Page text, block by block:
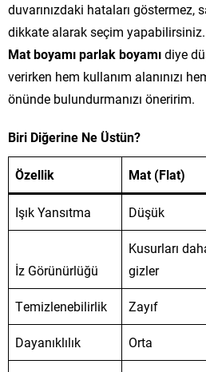
duvarınızdaki hataları göstermez,
dikkate alarak seçim yapabilirsiniz.
Mat boyamı parlak boyamıdiye
verirken hem kullanım alanınızı
önünde bulundurmanızı öneririm.
Biri Diğerine Ne Üstün?
Özellik Mat (Flat)
Işık Yansıtma Düşük
İz Görünürlüğü
Kusurları
gizler
Temizlenebilirlik Zayıf
Dayanıklılık Orta